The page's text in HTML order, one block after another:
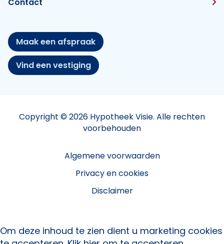
Maak een afspraak
Vind een vestiging
Copyright © 2026 Hypotheek Visie. Alle rechten
voorbehouden
Algemene voorwaarden
Privacy en cookies
Disclaimer
Om deze inhoud te zien dient u marketing cookies